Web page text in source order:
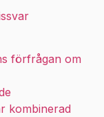
förfrågan om
kombinerad